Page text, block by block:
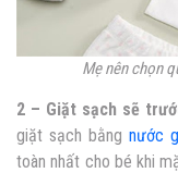
Mẹ nên chọn
2 – Giặt sạch sẽ
giặt sạch bằngnước
toàn nhất cho bé khi